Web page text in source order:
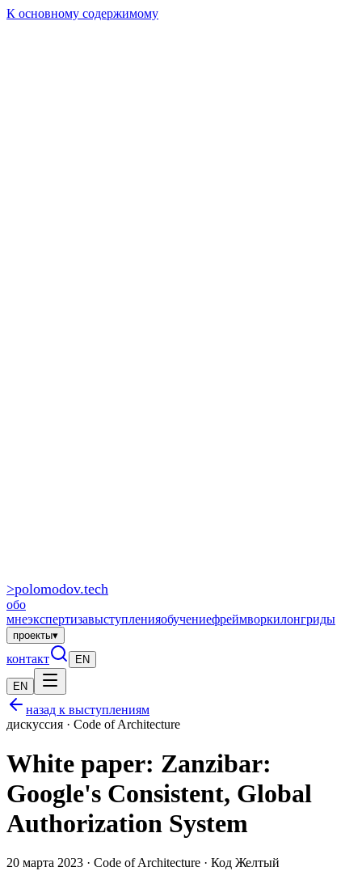
К основному содержимому
>polomodov.tech
обо
мнеэкспертизавыступленияобучениефреймворкилонгриды
проекты▾
контакт EN
EN
назад к выступлениям
дискуссия · Code of Architecture
White paper: Zanzibar:
Google's Consistent, Global
Authorization System
20 марта 2023 · Code of Architecture · Код Желтый